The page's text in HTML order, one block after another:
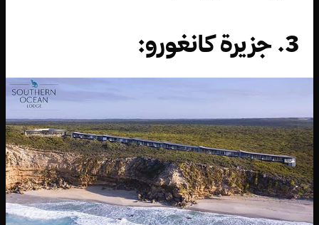
3. جزيرة كانغورو: